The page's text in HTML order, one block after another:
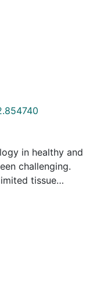
in healthy and
challenging.
tissue
and
this
organized three-
behaviour of the
the capacity of